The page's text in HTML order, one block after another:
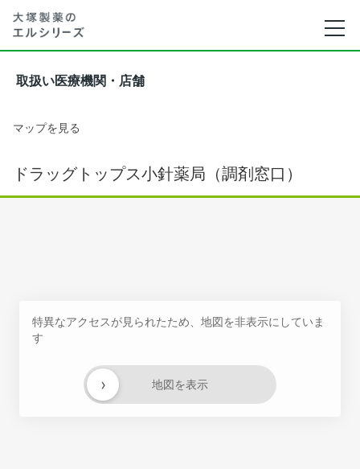
取扱い医療機関・店舗
マップを見る
ドラッグトップス小針薬局（調剤窓口）
特異なアクセスが見られたため、地図を非表示にしていま
す
地図を表示
›